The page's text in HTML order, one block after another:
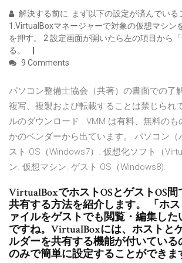
解決する前に. まず以下の設定が済んでいる
1.VirtualBoxマネージャーで対象の仮想マシン
を押す。 2.設定画面が開いたら左の項目から
る。
9 Comments
パソコン整備士協会（共著）の書面での了
複写、複製および転載することは禁じられ
ルのダウンロード . VMM は有料、無料のも
かのベンダーから出ています。 パソコン（
スト OS（Windows7）. 仮想化ソフト（
ン. 仮想マシン. ゲスト OS（Windows8).
VirtualBoxでホストOSとゲストOS
共有する方法を紹介します。 「ホ
ァイルをゲストでも閲覧・編集し
ですね。VirtualBoxには、ホストと
ルダーを共有する機能が付いている
のみで簡単に設定することができま